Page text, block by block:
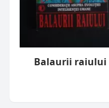
Balaurii raiului